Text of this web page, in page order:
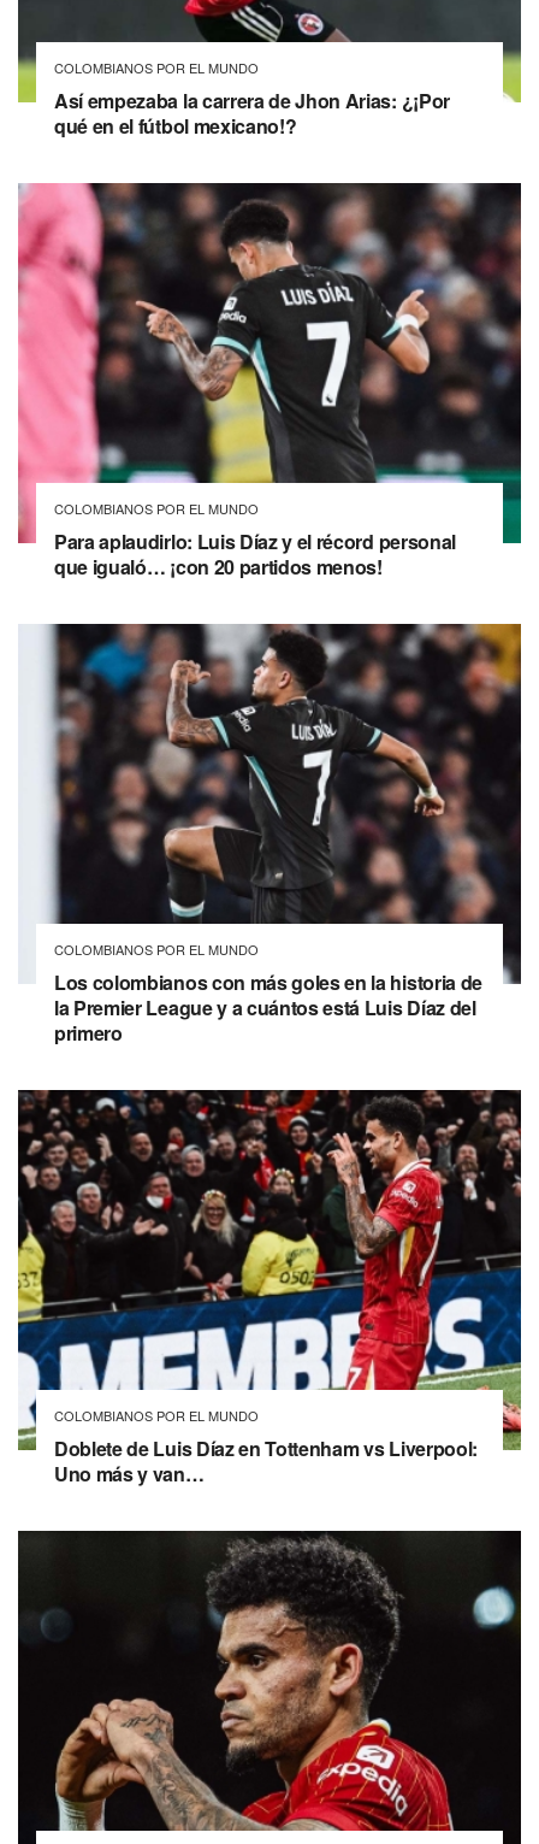
COLOMBIANOS POR EL MUNDO
Así empezaba la carrera de Jhon Arias: ¿¡Por
qué en el fútbol mexicano!?
COLOMBIANOS POR EL MUNDO
Para aplaudirlo: Luis Díaz y el récord personal
que igualó… ¡con 20 partidos menos!
COLOMBIANOS POR EL MUNDO
Los colombianos con más goles en la historia de
la Premier League y a cuántos está Luis Díaz del
primero
COLOMBIANOS POR EL MUNDO
Doblete de Luis Díaz en Tottenham vs Liverpool:
Uno más y van…